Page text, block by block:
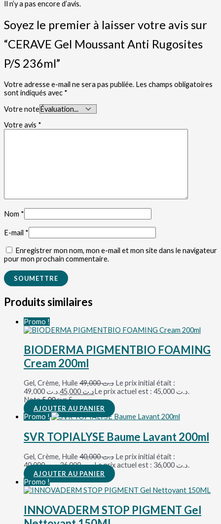
Il n’y a pas encore d’avis.
Soyez le premier à laisser votre avis sur
“CERAVE Gel Moussant Anti Rugosites
P/S 236ml”
Votre adresse e-mail ne sera pas publiée. Les champs obligatoires
sont indiqués avec *
Votre note
Votre avis *
Nom *
E-mail *
Enregistrer mon nom, mon e-mail et mon site dans le navigateur
pour mon prochain commentaire.
Produits similaires
Promo !
BIODERMA PIGMENTBIO FOAMING
Cream 200ml
Gel, Crème, Huile د.ت49,000
Le prix initial était :
د.ت 49,000.
د.ت
Le prix actuel est : د.ت 45,000.
Note5.00sur 5
AJOUTER AU PANIER
Promo !
SVR TOPIALYSE Baume Lavant 200ml
Gel, Crème, Huile د.ت40,000
Le prix initial était :
د.ت 40,000.
د.ت36,000 Le prix actuel est : د.ت 36,000.
AJOUTER AU PANIER
Promo !
INNOVADERM STOP PIGMENT Gel